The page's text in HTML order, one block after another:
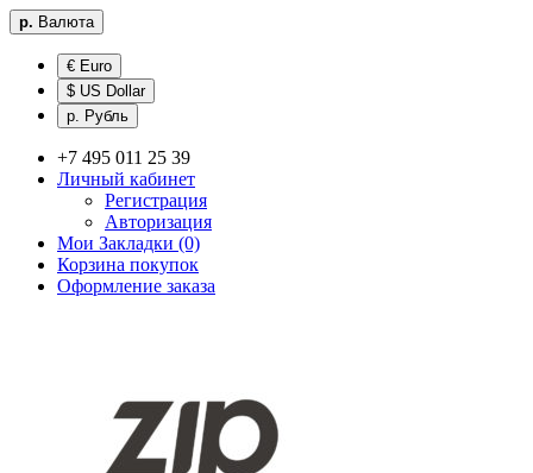
р. Валюта
€ Euro
$ US Dollar
р. Рубль
+7 495 011 25 39
Личный кабинет
Регистрация
Авторизация
Мои Закладки (0)
Корзина покупок
Оформление заказа